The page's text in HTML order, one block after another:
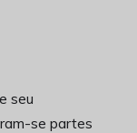
seu
se partes